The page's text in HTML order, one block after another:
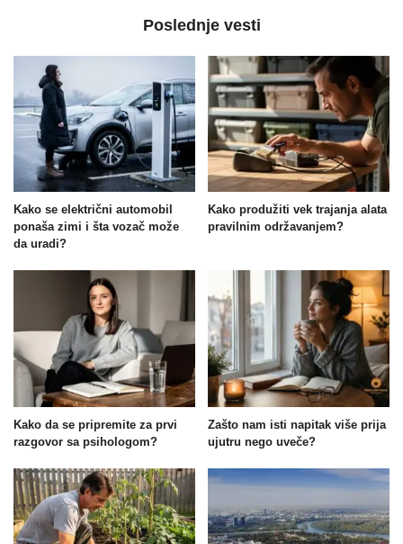
Poslednje vesti
Kako se električni automobil
ponaša zimi i šta vozač može
da uradi?
Kako produžiti vek trajanja alata
pravilnim održavanjem?
Kako da se pripremite za prvi
razgovor sa psihologom?
Zašto nam isti napitak više prija
ujutru nego uveče?